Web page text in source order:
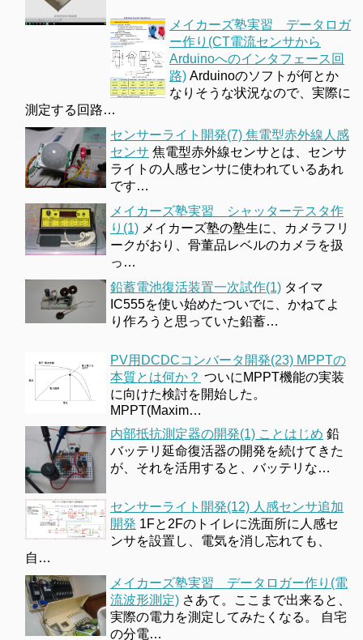
メイカーズ塾実習 データロガ
ー作り(CT電流センサから
Arduinoへのインタフェース回
路) Arduinoのソフトが何とか
なりそうな状況なので、実際に
測定する回路…
センサーライト開発(7) 焦電型赤外線人感
センサ 焦電型赤外線センサとは、センサ
ライトの人感センサに使われているあれ
です…
メイカーズ塾実習 シャッターテスタ作
り(1) メイカーズ塾の塾生に、カメラフリ
ークがおり、骨董品レベルのカメラを扱
っ…
鉛蓄電池復活装置一次試作(1) タイマ
IC555を使い始めたついでに、かねてよ
り作ろうと思っていた鉛蓄…
PV用DCDCコンバータ開発(23) MPPTの
本質とは何か？ ついにMPPT機能の実装
に向けた検討を開始した。
MPPT(Maxim…
内部抵抗測定器の開発(1) ことはじめ 鉛
バッテリ延命復活器の開発を続けてきた
が、それを活用すると、バッテリな…
センサーライト開発(12) 人感センサ追加
開発 1Fと2Fのトイレに洗面所に人感セ
ンサを設置し、電気を消し忘れても、
自…
メイカーズ塾実習 データロガー作り(電
流波形測定) さあて。ここまで出来ると、
実際の電力を測定してみたくなる。 自宅
の分電…